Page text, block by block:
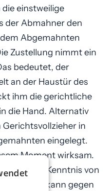
einstweilige
der Abmahner den
Abgemahnten
Zustellung nimmt ein
bedeutet, der
an der Haustür des
ihm die gerichtliche
die Hand. Alternativ
in
eingelegt.
Moment wirksam.
keine Kenntnis von
hatte, kann gegen